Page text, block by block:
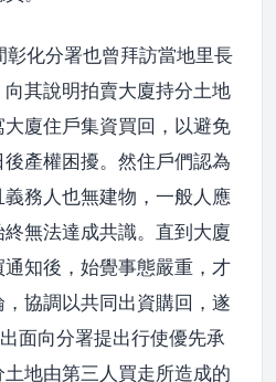
化分署也曾拜訪當地里長
其說明拍賣大廈持分土地
廈住戶集資買回，以避免
產權困擾。然住戶們認為
務人也無建物，一般人應
無法達成共識。直到大廈
知後，始覺事態嚴重，才
協調以共同出資購回，遂
面向分署提出行使優先承
地由第三人買走所造成的